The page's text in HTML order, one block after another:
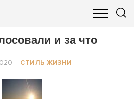
БИЗНЕС И ФИНАНСЫ
и за что
СТИЛЬ ЖИЗНИ